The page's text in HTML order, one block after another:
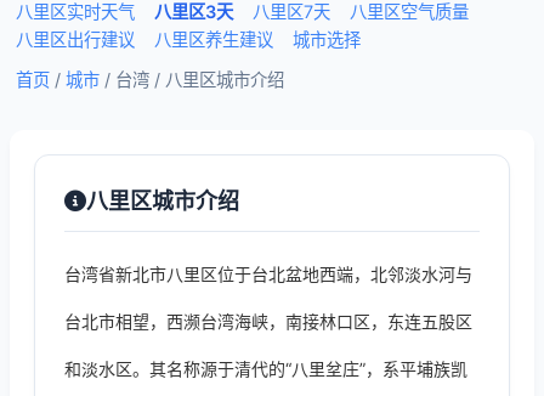
八里区实时天气 八里区3天 八里区7天
八里区空气质量
八里区出行建议
八里区养生建议
城市选择
首页 / 城市 / 台湾 / 八里区城市介绍
八里区城市介绍
台湾省新北市八里区位于台北盆地西端，北邻淡水河与
台北市相望，西濒台湾海峡，南接林口区，东连五股区
和淡水区。其名称源于清代的“八里坌庄”，系平埔族凯